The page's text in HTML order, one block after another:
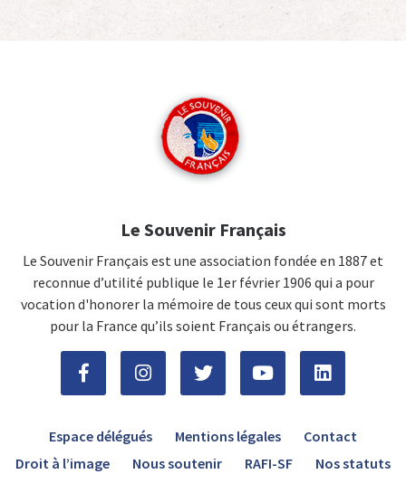
Le Souvenir Français
Le Souvenir Français est une association fondée en 1887 et
reconnue d’utilité publique le 1er février 1906 qui a pour
vocation d'honorer la mémoire de tous ceux qui sont morts
pour la France qu’ils soient Français ou étrangers.
Espace délégués Mentions légales
Contact
Droit à l’image
Nous soutenir RAFI-SF Nos statuts